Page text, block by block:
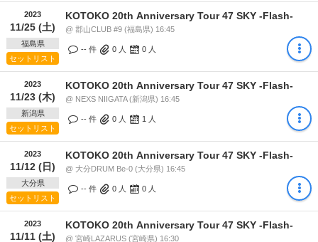
2023
11/25 (土)
福島県
セットリスト
KOTOKO 20th Anniversary Tour 47 SKY -Flash-
@ 郡山CLUB #9 (福島県) 16:45
-- 件 0 人 0 人
2023
11/23 (木)
新潟県
セットリスト
KOTOKO 20th Anniversary Tour 47 SKY -Flash-
@ NEXS NIIGATA (新潟県) 16:45
-- 件 0 人 1 人
2023
11/12 (日)
大分県
セットリスト
KOTOKO 20th Anniversary Tour 47 SKY -Flash-
@ 大分DRUM Be-0 (大分県) 16:45
-- 件 0 人 0 人
2023
11/11 (土)
KOTOKO 20th Anniversary Tour 47 SKY -Flash-
@ 宮崎LAZARUS (宮崎県) 16:30